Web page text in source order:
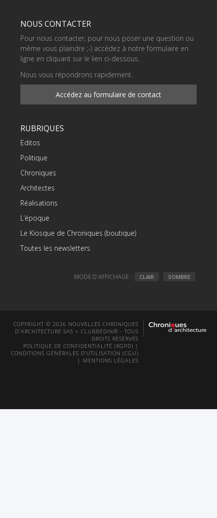
NOUS CONTACTER
Pour nous contacter, pour nous poser une question ou
même vous plaindre ;-) accédez à notre formulaire en
ligne en cliquant sur le lien ci-dessous.
Nous vous répondrons rapidement.
Accédez au formulaire de contact
RUBRIQUES
Editos
Politique
Chroniques
Architectes
Réalisations
L’époque
Le Kiosque de Chroniques (boutique)
Toutes les newsletters
MODE D'AFFICHAGE : CLAIR SOMBRE
COPYRIGHT © 2026 NOUVELLES CHRONIQUES
D'ARCHITECTURE SAS + CLUBBEDIN® - TOUS
DROITS RÉSERVÉS
POLITIQUE DE CONFIDENTIALITÉ (RGPD) |
CONDITIONS GÉNÉRALES D’UTILISATION (CGU)
| MENTIONS LÉGALES